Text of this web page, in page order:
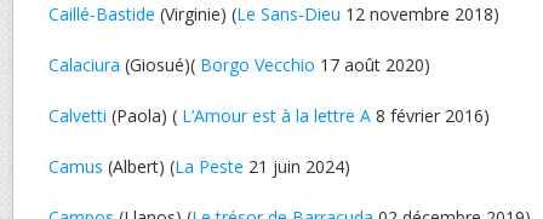
Caillé-Bastide (Virginie) (Le Sans-Dieu 12 novembre 2018)
Calaciura (Giosué)( Borgo Vecchio 17 août 2020)
Calvetti (Paola) ( L’Amour est à la lettre A 8 février 2016)
Camus (Albert) (La Peste 21 juin 2024)